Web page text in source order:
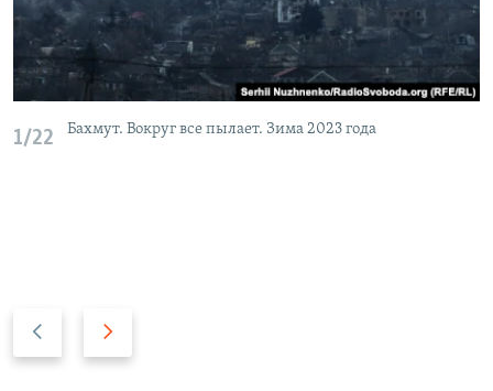
1/22 Бахмут. Вокруг все пылает. Зима 2023 года